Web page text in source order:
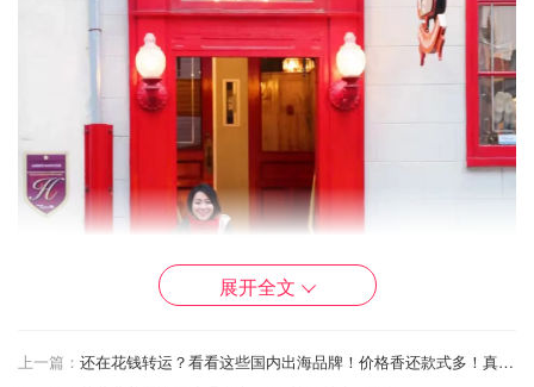
展开全文
上一篇：
还在花钱转运？看看这些国内出海品牌！价格香还款式多！真的不要太好用！